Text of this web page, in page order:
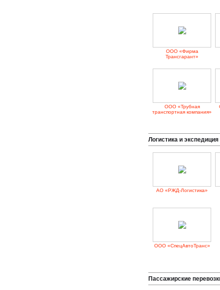
ООО «Фирма
Трансгарант»
ООО «Трубная
транспортная компания»
Логистика и экспедиция
АО «РЖД-Логистика»
ООО «СпецАвтоТранс»
Пассажирские